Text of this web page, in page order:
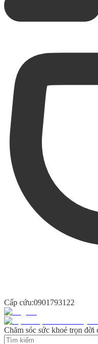
Cấp cứu:0901793122
Chăm sóc sức khoẻ trọn đời